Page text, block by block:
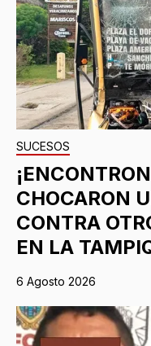
SUCESOS
CHOCARON
CONTRA
EN LA
6 Agosto 2026